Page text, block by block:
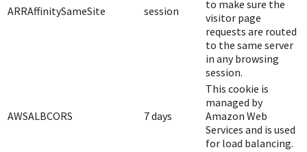
ARRAffinitySameSite session
to make sure the
visitor page
requests are routed
to the same server
in any browsing
session.
AWSALBCORS 7 days
This cookie is
managed by
Amazon Web
Services and is used
for load balancing.